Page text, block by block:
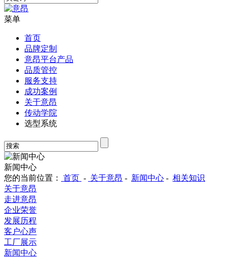
菜单
首页
品牌定制
意昂平台产品
品质管控
服务支持
成功案例
关于意昂
传动学院
选型系统
新闻中心
您的当前位置：
首页 - 关于意昂 - 新闻中心 - 相关知识
关于意昂
走进意昂
企业荣誉
发展历程
客户心声
工厂展示
新闻中心